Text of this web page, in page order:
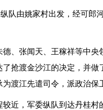
队由姚家村出发，经可郎
、张闻天、王稼祥等中央
抢渡金沙江的决定，并
渡江先遣司令，派政治保
较近，军委纵队到达丹桂